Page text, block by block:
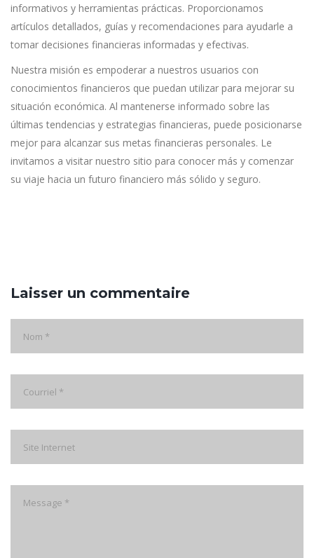
informativos y herramientas prácticas. Proporcionamos
artículos detallados, guías y recomendaciones para ayudarle a
tomar decisiones financieras informadas y efectivas.
Nuestra misión es empoderar a nuestros usuarios con
conocimientos financieros que puedan utilizar para mejorar su
situación económica. Al mantenerse informado sobre las
últimas tendencias y estrategias financieras, puede posicionarse
mejor para alcanzar sus metas financieras personales. Le
invitamos a visitar nuestro sitio para conocer más y comenzar
su viaje hacia un futuro financiero más sólido y seguro.
Laisser un commentaire